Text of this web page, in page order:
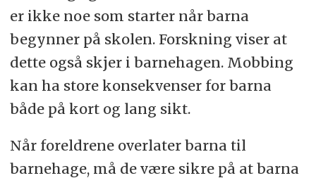
er ikke noe som starter når barna
begynner på skolen. Forskning viser at
dette også skjer i barnehagen. Mobbing
kan ha store konsekvenser for barna
både på kort og lang sikt.
Når foreldrene overlater barna til
barnehage, må de være sikre på at barna